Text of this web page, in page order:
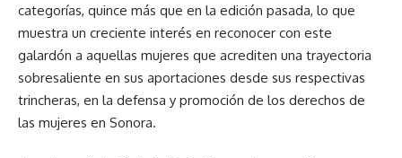
categorías, quince más que en la edición pasada, lo que
muestra un creciente interés en reconocer con este
galardón a aquellas mujeres que acrediten una trayectoria
sobresaliente en sus aportaciones desde sus respectivas
trincheras, en la defensa y promoción de los derechos de
las mujeres en Sonora.